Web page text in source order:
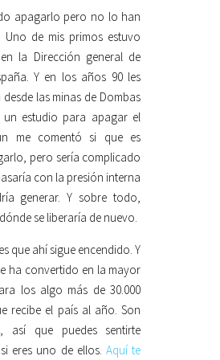
apagarlo pero no lo han
Uno de mis primos estuvo
la Dirección general de
Y en los años 90 les
las minas de Dombas
un estudio para apagar el
me comentó si que es
pero sería complicado
con la presión interna
generar. Y sobre todo,
se liberaría de nuevo.
que ahí sigue encendido. Y
ha convertido en la mayor
los algo más de 30.000
recibe el país al año. Son
así que puedes sentirte
eres uno de ellos.Aquí te